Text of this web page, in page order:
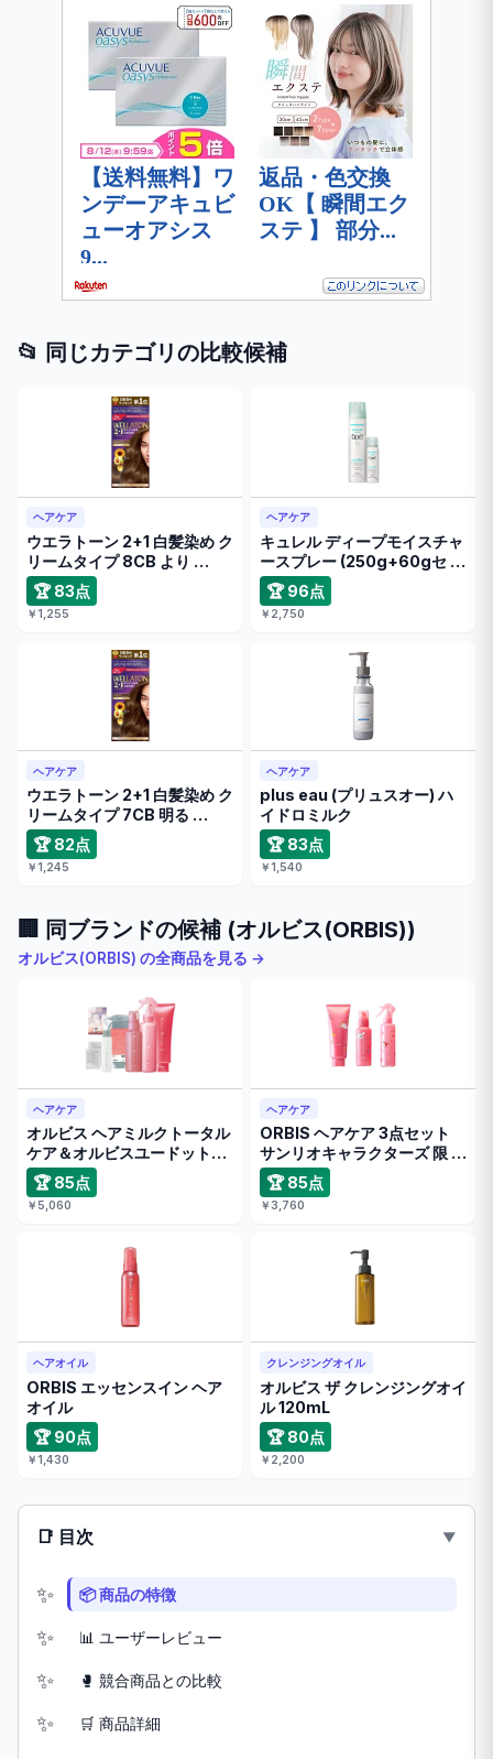
📂 同じカテゴリの比較候補
ヘアケア
ウエラトーン 2+1 白髪染め ク
リームタイプ 8CB より …
🏆 83点
￥1,255
ヘアケア
キュレル ディープモイスチャ
ースプレー (250g+60gセ …
🏆 96点
￥2,750
ヘアケア
ウエラトーン 2+1 白髪染め ク
リームタイプ 7CB 明る …
🏆 82点
￥1,245
ヘアケア
plus eau (プリュスオー) ハ
イドロミルク
🏆 83点
￥1,540
🏢 同ブランドの候補 (オルビス(ORBIS))
オルビス(ORBIS) の全商品を見る →
ヘアケア
オルビス ヘアミルクトータル
ケア＆オルビスユードットミ
ニロー …
🏆 85点
￥5,060
ヘアケア
ORBIS ヘアケア 3点セット
サンリオキャラクターズ 限 …
🏆 85点
￥3,760
ヘアオイル
ORBIS エッセンスイン ヘア
オイル
🏆 90点
￥1,430
クレンジングオイル
オルビス ザ クレンジングオイ
ル 120mL
🏆 80点
￥2,200
📑 目次
📦 商品の特徴
📊 ユーザーレビュー
🥊 競合商品との比較
🛒 商品詳細